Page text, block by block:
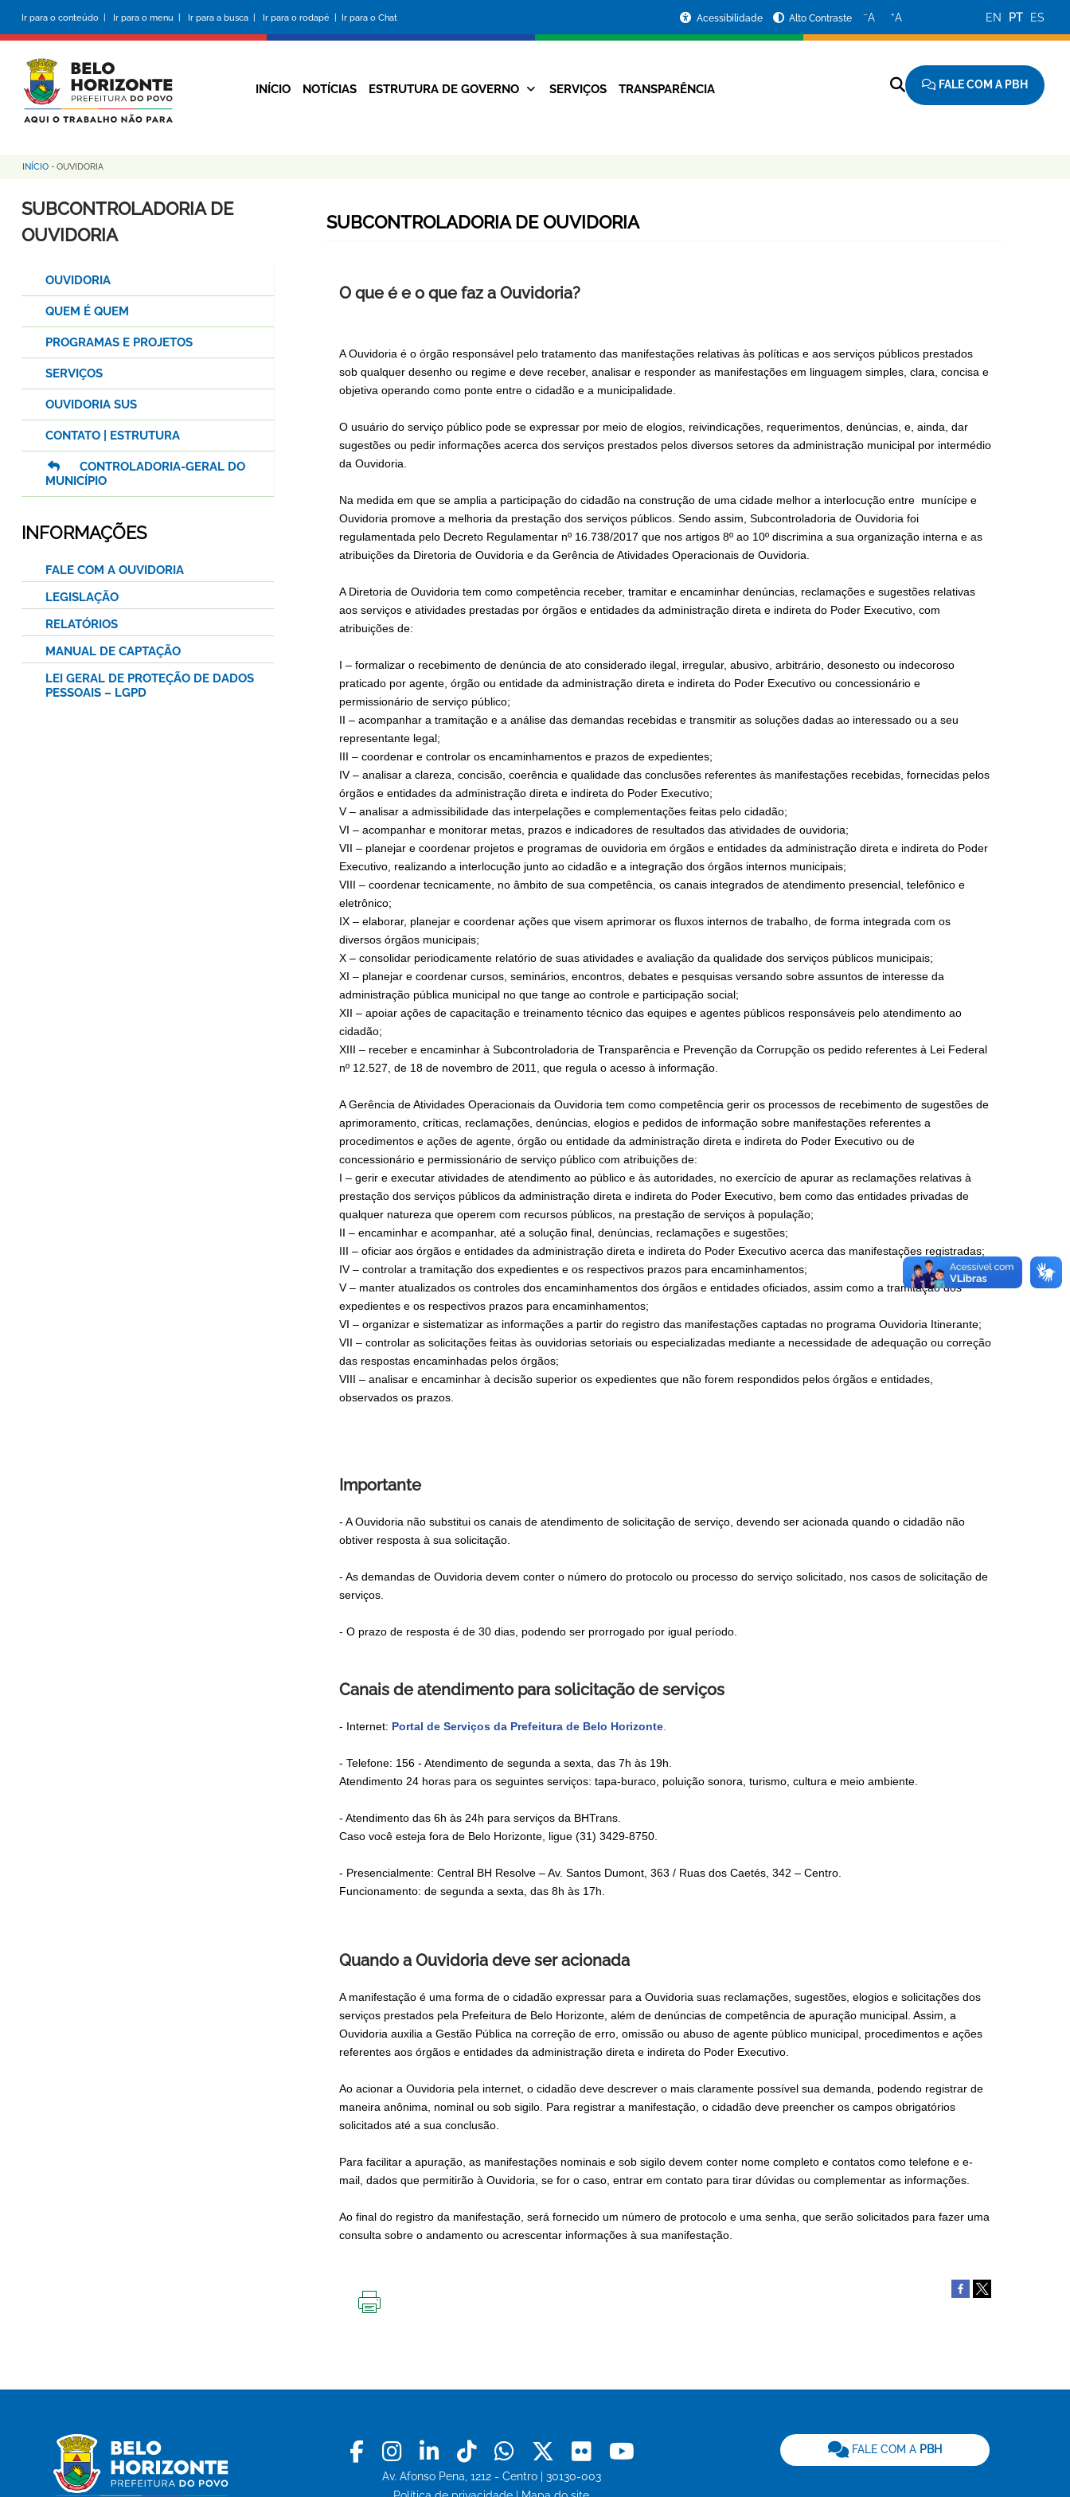
conteúdo
principal
Ir para o conteúdo | Ir para o menu | Ir para a busca | Ir para o rodapé | Ir para o Chat
da
Prefeitura
Acessibilidade Alto Contraste −A +A EN PT ES
Navegação
INÍCIO NOTÍCIAS ESTRUTURA DE GOVERNO SERVIÇOS TRANSPARÊNCIA FALE COM A PBH
Trilha
de
navegação
INÍCIO - OUVIDORIA
SUBCONTROLADORIA DE OUVIDORIA
O que é e o que faz a Ouvidoria?
A Ouvidoria é o órgão responsável pelo tratamento das manifestações relativas às políticas e aos serviços públicos prestados
sob qualquer desenho ou regime e deve receber, analisar e responder as manifestações em linguagem simples, clara, concisa e
objetiva operando como ponte entre o cidadão e a municipalidade.
O usuário do serviço público pode se expressar por meio de elogios, reivindicações, requerimentos, denúncias, e, ainda, dar
sugestões ou pedir informações acerca dos serviços prestados pelos diversos setores da administração municipal por intermédio
da Ouvidoria.
Na medida em que se amplia a participação do cidadão na construção de uma cidade melhor a interlocução entre munícipe e
Ouvidoria promove a melhoria da prestação dos serviços públicos. Sendo assim, Subcontroladoria de Ouvidoria foi
regulamentada pelo Decreto Regulamentar nº 16.738/2017 que nos artigos 8º ao 10º discrimina a sua organização interna e as
atribuições da Diretoria de Ouvidoria e da Gerência de Atividades Operacionais de Ouvidoria.
A Diretoria de Ouvidoria tem como competência receber, tramitar e encaminhar denúncias, reclamações e sugestões relativas
aos serviços e atividades prestadas por órgãos e entidades da administração direta e indireta do Poder Executivo, com
atribuições de:
I – formalizar o recebimento de denúncia de ato considerado ilegal, irregular, abusivo, arbitrário, desonesto ou indecoroso
praticado por agente, órgão ou entidade da administração direta e indireta do Poder Executivo ou concessionário e
permissionário de serviço público;
II – acompanhar a tramitação e a análise das demandas recebidas e transmitir as soluções dadas ao interessado ou a seu
representante legal;
III – coordenar e controlar os encaminhamentos e prazos de expedientes;
IV – analisar a clareza, concisão, coerência e qualidade das conclusões referentes às manifestações recebidas, fornecidas pelos
órgãos e entidades da administração direta e indireta do Poder Executivo;
V – analisar a admissibilidade das interpelações e complementações feitas pelo cidadão;
VI – acompanhar e monitorar metas, prazos e indicadores de resultados das atividades de ouvidoria;
VII – planejar e coordenar projetos e programas de ouvidoria em órgãos e entidades da administração direta e indireta do Poder
Executivo, realizando a interlocução junto ao cidadão e a integração dos órgãos internos municipais;
VIII – coordenar tecnicamente, no âmbito de sua competência, os canais integrados de atendimento presencial, telefônico e
eletrônico;
IX – elaborar, planejar e coordenar ações que visem aprimorar os fluxos internos de trabalho, de forma integrada com os
diversos órgãos municipais;
X – consolidar periodicamente relatório de suas atividades e avaliação da qualidade dos serviços públicos municipais;
XI – planejar e coordenar cursos, seminários, encontros, debates e pesquisas versando sobre assuntos de interesse da
administração pública municipal no que tange ao controle e participação social;
XII – apoiar ações de capacitação e treinamento técnico das equipes e agentes públicos responsáveis pelo atendimento ao
cidadão;
XIII – receber e encaminhar à Subcontroladoria de Transparência e Prevenção da Corrupção os pedido referentes à Lei Federal
nº 12.527, de 18 de novembro de 2011, que regula o acesso à informação.
A Gerência de Atividades Operacionais da Ouvidoria tem como competência gerir os processos de recebimento de sugestões de
aprimoramento, críticas, reclamações, denúncias, elogios e pedidos de informação sobre manifestações referentes a
procedimentos e ações de agente, órgão ou entidade da administração direta e indireta do Poder Executivo ou de
concessionário e permissionário de serviço público com atribuições de:
I – gerir e executar atividades de atendimento ao público e às autoridades, no exercício de apurar as reclamações relativas à
prestação dos serviços públicos da administração direta e indireta do Poder Executivo, bem como das entidades privadas de
qualquer natureza que operem com recursos públicos, na prestação de serviços à população;
II – encaminhar e acompanhar, até a solução final, denúncias, reclamações e sugestões;
III – oficiar aos órgãos e entidades da administração direta e indireta do Poder Executivo acerca das manifestações registradas;
IV – controlar a tramitação dos expedientes e os respectivos prazos para encaminhamentos;
V – manter atualizados os controles dos encaminhamentos dos órgãos e entidades oficiados, assim como a tramitação dos
expedientes e os respectivos prazos para encaminhamentos;
VI – organizar e sistematizar as informações a partir do registro das manifestações captadas no programa Ouvidoria Itinerante;
VII – controlar as solicitações feitas às ouvidorias setoriais ou especializadas mediante a necessidade de adequação ou correção
das respostas encaminhadas pelos órgãos;
VIII – analisar e encaminhar à decisão superior os expedientes que não forem respondidos pelos órgãos e entidades,
observados os prazos.
Importante
- A Ouvidoria não substitui os canais de atendimento de solicitação de serviço, devendo ser acionada quando o cidadão não
obtiver resposta à sua solicitação.
- As demandas de Ouvidoria devem conter o número do protocolo ou processo do serviço solicitado, nos casos de solicitação de
serviços.
- O prazo de resposta é de 30 dias, podendo ser prorrogado por igual período.
Canais de atendimento para solicitação de serviços
- Internet: Portal de Serviços da Prefeitura de Belo Horizonte.
- Telefone: 156 - Atendimento de segunda a sexta, das 7h às 19h.
Atendimento 24 horas para os seguintes serviços: tapa-buraco, poluição sonora, turismo, cultura e meio ambiente.
- Atendimento das 6h às 24h para serviços da BHTrans.
Caso você esteja fora de Belo Horizonte, ligue (31) 3429-8750.
- Presencialmente: Central BH Resolve – Av. Santos Dumont, 363 / Ruas dos Caetés, 342 – Centro.
Funcionamento: de segunda a sexta, das 8h às 17h.
Quando a Ouvidoria deve ser acionada
A manifestação é uma forma de o cidadão expressar para a Ouvidoria suas reclamações, sugestões, elogios e solicitações dos
serviços prestados pela Prefeitura de Belo Horizonte, além de denúncias de competência de apuração municipal. Assim, a
Ouvidoria auxilia a Gestão Pública na correção de erro, omissão ou abuso de agente público municipal, procedimentos e ações
referentes aos órgãos e entidades da administração direta e indireta do Poder Executivo.
Ao acionar a Ouvidoria pela internet, o cidadão deve descrever o mais claramente possível sua demanda, podendo registrar de
maneira anônima, nominal ou sob sigilo. Para registrar a manifestação, o cidadão deve preencher os campos obrigatórios
solicitados até a sua conclusão.
Para facilitar a apuração, as manifestações nominais e sob sigilo devem conter nome completo e contatos como telefone e e-
mail, dados que permitirão à Ouvidoria, se for o caso, entrar em contato para tirar dúvidas ou complementar as informações.
Ao final do registro da manifestação, será fornecido um número de protocolo e uma senha, que serão solicitados para fazer uma
consulta sobre o andamento ou acrescentar informações à sua manifestação.
SUBCONTROLADORIA DE
OUVIDORIA
OUVIDORIA
QUEM É QUEM
PROGRAMAS E PROJETOS
SERVIÇOS
OUVIDORIA SUS
CONTATO | ESTRUTURA
CONTROLADORIA-GERAL DO
MUNICÍPIO
INFORMAÇÕES
FALE COM A OUVIDORIA
LEGISLAÇÃO
RELATÓRIOS
MANUAL DE CAPTAÇÃO
LEI GERAL DE PROTEÇÃO DE DADOS
PESSOAIS – LGPD
Facebook
Instagram
LinkedinTiktokWhatsapp
X Flickr
Av. Afonso Pena, 1212 - Centro | 30130-003
FALE COM A PBH